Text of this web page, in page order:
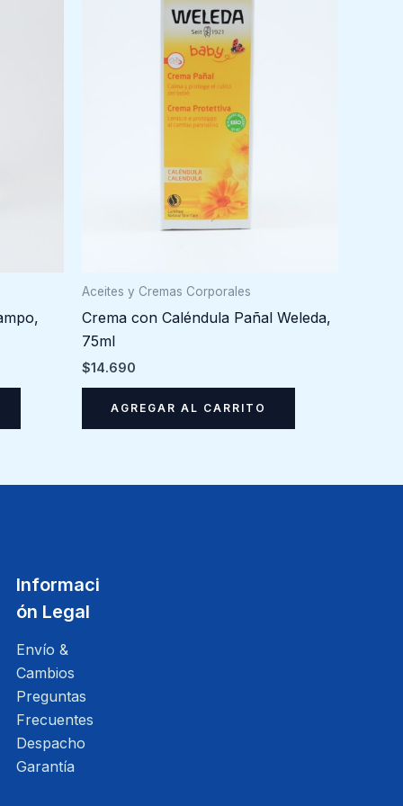
Aceites y Cremas Corporales
Crema con Caléndula Pañal Weleda,
75ml
$14.690
AGREGAR AL CARRITO
Informaci
ón Legal
Envío &
Cambios
Preguntas
Frecuentes
Despacho
Garantía